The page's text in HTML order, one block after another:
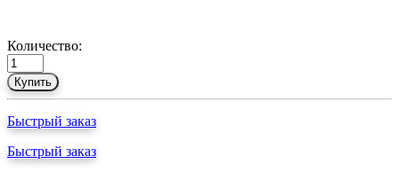
Количество:
Купить
Быстрый заказ
Быстрый заказ